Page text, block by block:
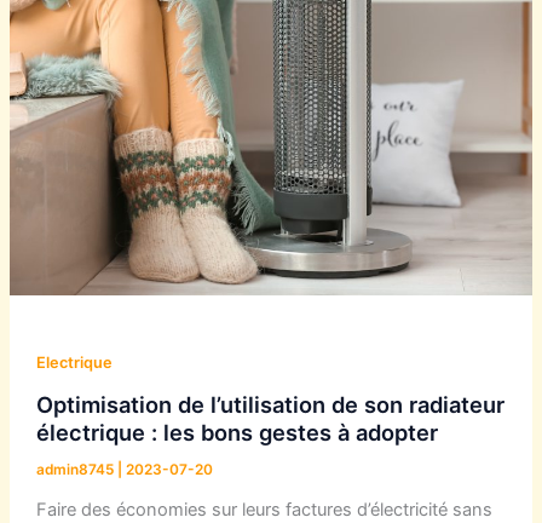
Electrique
Optimisation de l’utilisation de son radiateur
électrique : les bons gestes à adopter
admin8745 2023-07-20
Faire des économies sur leurs factures d’électricité sans